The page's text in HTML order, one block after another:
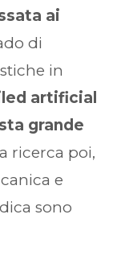
ai
di
in
artificial
grande
ricerca poi,
e
sono